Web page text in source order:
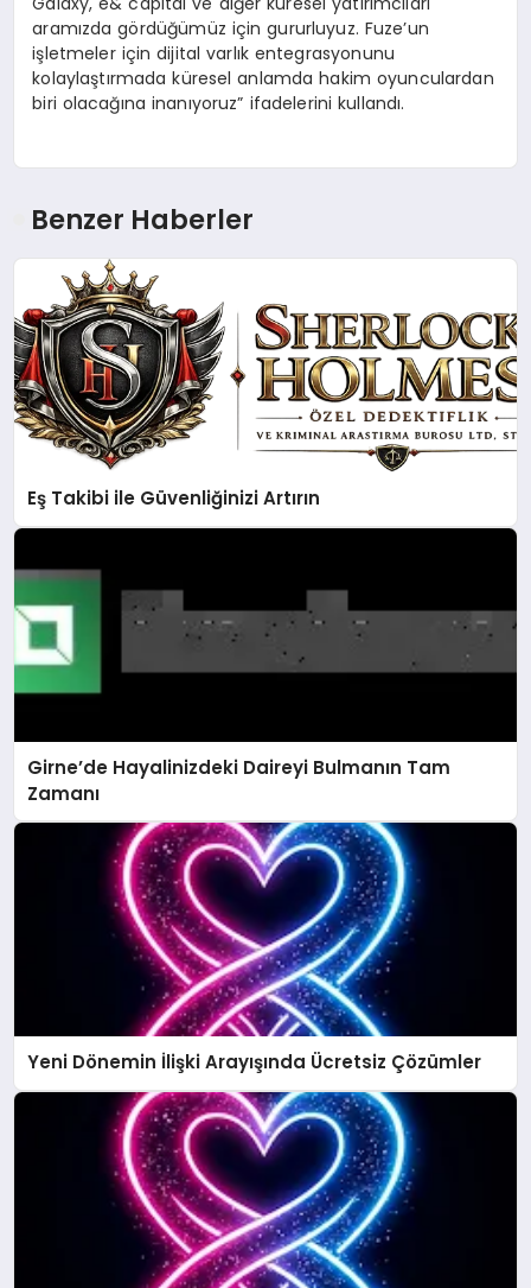
aramızda gördüğümüz için gururluyuz. Fuze’un
işletmeler için dijital varlık entegrasyonunu
kolaylaştırmada küresel anlamda hakim oyunculardan
biri olacağına inanıyoruz” ifadelerini kullandı.
Benzer Haberler
Eş Takibi ile Güvenliğinizi Artırın
Girne’de Hayalinizdeki Daireyi Bulmanın Tam
Zamanı
Yeni Dönemin İlişki Arayışında Ücretsiz Çözümler